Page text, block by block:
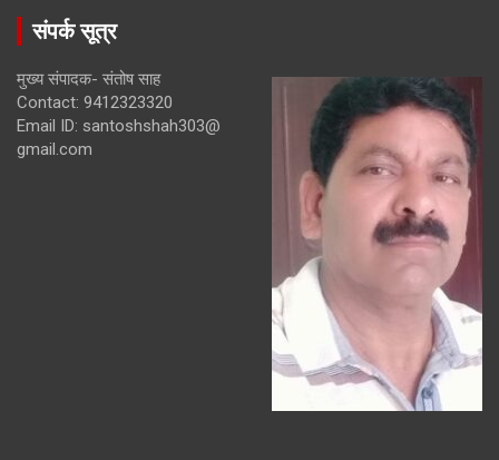
संपर्क सूत्र
मुख्य संपादक- संतोष साह
Contact: 9412323320
Email ID: santoshshah303@
gmail.com